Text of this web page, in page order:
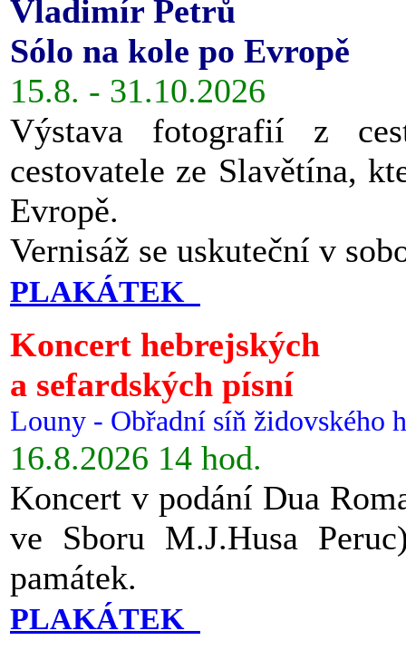
Vladimír Petrů
Sólo na kole po Evropě
15.8. - 31.10.2026
Výstava fotografií z
cestovatele ze Slavětína,
Evropě.
Vernisáž se uskuteční v
PLAKÁTEK
Koncert hebrejských
a sefardských písní
Louny - Obřadní síň židovského
16.8.2026 14 hod.
Koncert v podání Dua
ve Sboru M.J.Husa
památek.
PLAKÁTEK